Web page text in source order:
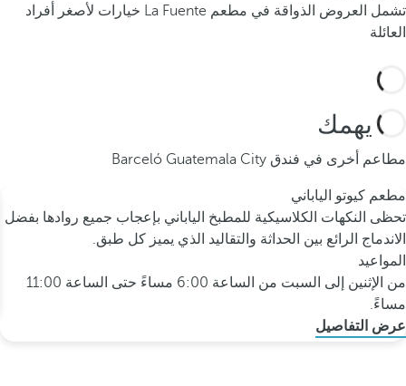
تشمل العروض الذواقة في مطعم La Fuente خيارات لأصغر أفراد
العائلة
قد يهمك
مطاعم أخرى في فندق Barceló Guatemala City
مطعم كيوتو الياباني
تحظى النكهات الكلاسيكية للمطبخ الياباني بإعجاب جميع روادها بفضل
الاندماج الرائع بين الحداثة والتقاليد الذي يميز كل طبق.
المواعيد
من الإثنين إلى السبت من الساعة 6:00 مساءً حتى الساعة 11:00
مساءً.
عرض التفاصيل